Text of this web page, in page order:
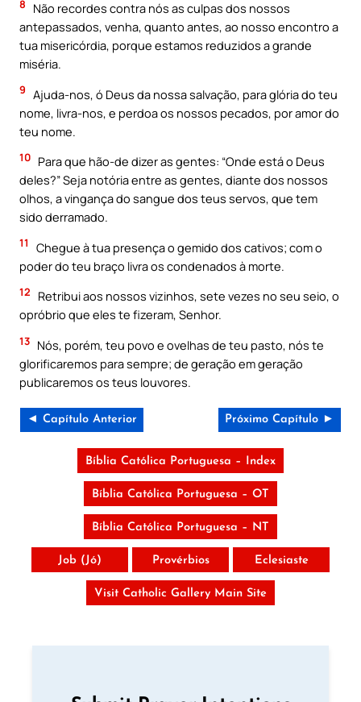
8
Não recordes contra nós as culpas dos nossos
antepassados, venha, quanto antes, ao nosso encontro a
tua misericórdia, porque estamos reduzidos a grande
miséria.
9 Ajuda-nos, ó Deus da nossa salvação, para glória do teu
nome, livra-nos, e perdoa os nossos pecados, por amor do
teu nome.
10 Para que hão-de dizer as gentes: “Onde está o Deus
deles?” Seja notória entre as gentes, diante dos nossos
olhos, a vingança do sangue dos teus servos, que tem
sido derramado.
11
Chegue à tua presença o gemido dos cativos; com o
poder do teu braço livra os condenados à morte.
12
Retribui aos nossos vizinhos, sete vezes no seu seio, o
opróbrio que eles te fizeram, Senhor.
13 Nós, porém, teu povo e ovelhas de teu pasto, nós te
glorificaremos para sempre; de geração em geração
publicaremos os teus louvores.
◄ Capítulo Anterior Próximo Capítulo ►
Bíblia Católica Portuguesa – Index
Bíblia Católica Portuguesa – OT
Bíblia Católica Portuguesa – NT
Job (Jó) Provérbios Eclesiaste
Visit Catholic Gallery Main Site